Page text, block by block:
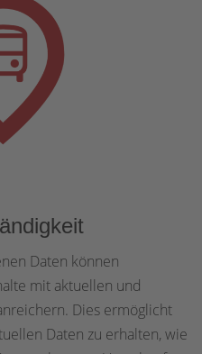
Daten können
mit aktuellen und
Dies ermöglicht
Daten zu erhalten, wie